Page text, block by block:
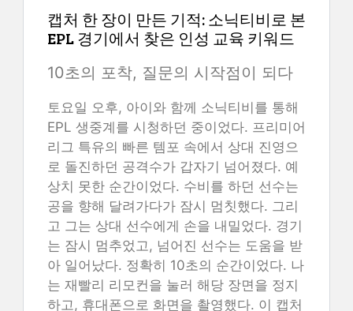
캡처 한 장이 만든 기적: 소닉티비로 본
EPL 경기에서 찾은 인성 교육 키워드
10초의 포착, 질문의 시작점이 되다
토요일 오후, 아이와 함께 소닉티비를 통해
EPL 생중계를 시청하던 중이었다. 프리미어
리그 특유의 빠른 템포 속에서 상대 진영으
로 돌진하던 공격수가 갑자기 넘어졌다. 예
상치 못한 순간이었다. 수비를 하던 선수는
공을 향해 달려가다가 잠시 멈칫했다. 그리
고 그는 상대 선수에게 손을 내밀었다. 경기
는 잠시 멈추었고, 넘어진 선수는 도움을 받
아 일어났다. 정확히 10초의 순간이었다. 나
는 재빨리 리모컨을 눌러 해당 장면을 정지
하고, 휴대폰으로 화면을 촬영했다. 이 캡처